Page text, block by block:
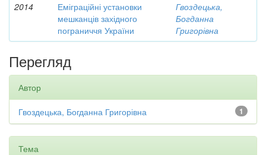
2014
Еміграційні установки
мешканців західного
пограниччя України
Гвоздецька,
Богданна
Григорівна
Перегляд
Автор
1
Гвоздецька, Богданна Григорівна
Тема